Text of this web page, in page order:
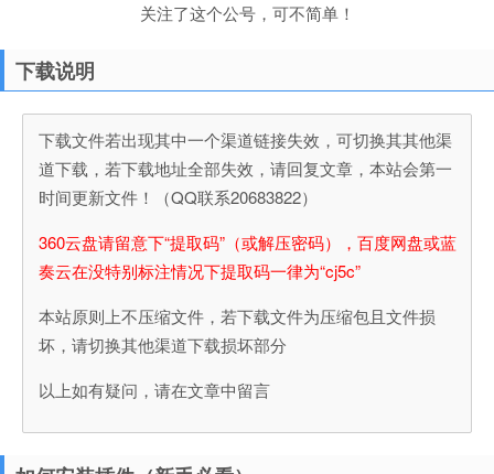
关注了这个公号，可不简单！
下载说明
下载文件若出现其中一个渠道链接失效，可切换其其他渠
道下载，若下载地址全部失效，请回复文章，本站会第一
时间更新文件！（QQ联系20683822）
360云盘请留意下“提取码”（或解压密码），百度网盘或蓝
奏云在没特别标注情况下提取码一律为“cj5c”
本站原则上不压缩文件，若下载文件为压缩包且文件损
坏，请切换其他渠道下载损坏部分
以上如有疑问，请在文章中留言